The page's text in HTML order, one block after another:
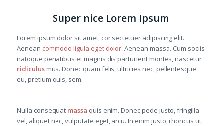
Super nice Lorem Ipsum
Lorem ipsum dolor sit amet, consectetuer adipiscing elit.
Aenean commodo ligula eget dolor. Aenean massa. Cum sociis
natoque penatibus et magnis dis parturient montes, nascetur
ridiculusmus. Donec quam felis, ultricies nec, pellentesque
eu, pretium quis, sem.
Nulla consequat massa quis enim. Donec pede justo, fringilla
vel, aliquet nec, vulputate eget, arcu. In enim justo, rhoncus ut,